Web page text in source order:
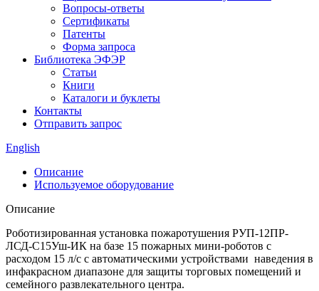
Вопросы-ответы
Сертификаты
Патенты
Форма запроса
Библиотека ЭФЭР
Статьи
Книги
Каталоги и буклеты
Контакты
Отправить запрос
English
Описание
Используемое оборудование
Описание
Роботизированная установка пожаротушения РУП-12ПР-
ЛСД-С15Уш-ИК на базе 15 пожарных мини-роботов с
расходом 15 л/с с автоматическими устройствами наведения в
инфакрасном диапазоне для защиты торговых помещений и
семейного развлекательного центра.